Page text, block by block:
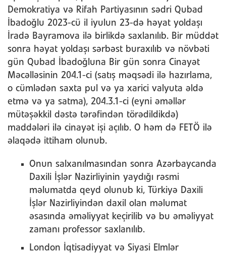
Demokratiya və Rifah Partiyasının sədri Qubad
İbadoğlu 2023-cü il iyulun 23-də həyat yoldaşı
İradə Bayramova ilə birlikdə saxlanılıb. Bir müddət
sonra həyat yoldaşı sərbəst buraxılıb və növbəti
gün Qubad İbadoğluna Bir gün sonra Cinayət
Məcəlləsinin 204.1-ci (satış məqsədi ilə hazırlama,
o cümlədən saxta pul və ya xarici valyuta əldə
etmə və ya satma), 204.3.1-ci (eyni əməllər
mütəşəkkil dəstə tərəfindən törədildikdə)
maddələri ilə cinayət işi açılıb. O həm də FETÖ ilə
əlaqədə ittiham olunub.
Onun salxanılmasından sonra Azərbaycanda
Daxili İşlər Nazirliyinin yaydığı rəsmi
məlumatda qeyd olunub ki, Türkiyə Daxili
İşlər Nazirliyindən daxil olan məlumat
əsasında əməliyyat keçirilib və bu əməliyyat
zamanı professor saxlanılıb.
London İqtisadiyyat və Siyasi Elmlər